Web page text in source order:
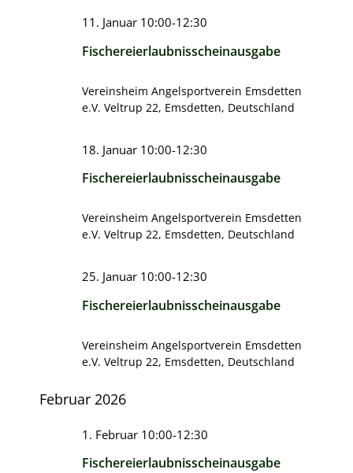
Besatzgemeinschaft Ems
Angelkönige im ASV
Navigation
Fischereierlaubnisscheinausgabe
11. Januar 10:00-12:30
Vereinsheim Angelsportverein Emsdetten
e.V. Veltrup 22, Emsdetten, Deutschland
Fischereierlaubnisscheinausgabe
18. Januar 10:00-12:30
Vereinsheim Angelsportverein Emsdetten
e.V. Veltrup 22, Emsdetten, Deutschland
Fischereierlaubnisscheinausgabe
25. Januar 10:00-12:30
Vereinsheim Angelsportverein Emsdetten
e.V. Veltrup 22, Emsdetten, Deutschland
Februar 2026
Fischereierlaubnisscheinausgabe
1. Februar 10:00-12:30